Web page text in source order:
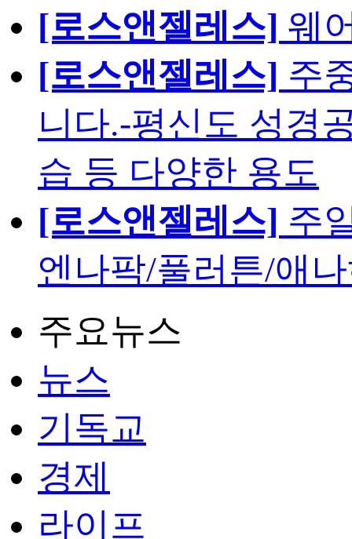
[로스앤젤레스] 웨
[로스앤젤레스] 주
니다.-평신도 성경
습 등 다양한 용도
[로스앤젤레스] 주
엔나팍/풀러튼/애
주요뉴스
뉴스
기독교
경제
라이프